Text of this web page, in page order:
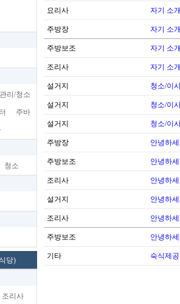
리/청소
주바
청소
당)
조리사
요리사 자기 소
주방장 자기 소
주방보조 자기 소
조리사 자기 소
설거지 청소/이
설거지 청소/이
설거지 청소/이
주방장 안녕하
주방보조 안녕하
조리사 안녕하
설거지 안녕하
조리사 안녕하
주방보조 안녕하
기타 숙식제